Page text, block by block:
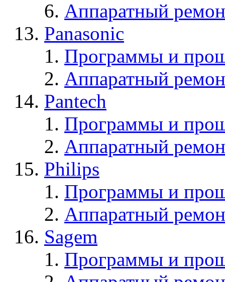
Аппаратный
Panasonic
Программы и
Аппаратный
Pantech
Программы и
Аппаратный
Philips
Программы и
Аппаратный
Sagem
Программы и